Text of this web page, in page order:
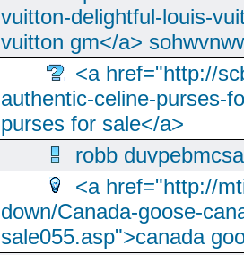
vuitton-delightful-louis-
vuitton gm</a>
<a href="http://
authentic-celine-purses-
purses for sale</a>
robb
<a href="http://
down/Canada-goose-
sale055.asp">canada